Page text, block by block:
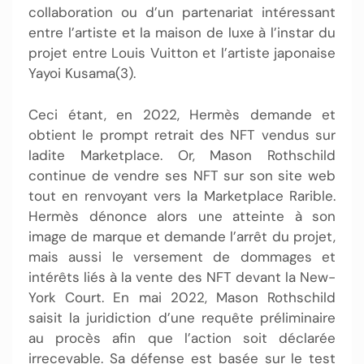
collaboration ou d’un partenariat intéressant
entre l’artiste et la maison de luxe à l’instar du
projet entre Louis Vuitton et l’artiste japonaise
Yayoi Kusama(3).
Ceci étant, en 2022, Hermès demande et
obtient le prompt retrait des NFT vendus sur
ladite Marketplace. Or, Mason Rothschild
continue de vendre ses NFT sur son site web
tout en renvoyant vers la Marketplace Rarible.
Hermès dénonce alors une atteinte à son
image de marque et demande l’arrêt du projet,
mais aussi le versement de dommages et
intérêts liés à la vente des NFT devant la New-
York Court. En mai 2022, Mason Rothschild
saisit la juridiction d’une requête préliminaire
au procès afin que l’action soit déclarée
irrecevable. Sa défense est basée sur le test